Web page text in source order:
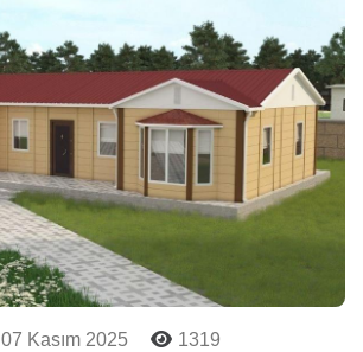
07 Kasım 2025 1319